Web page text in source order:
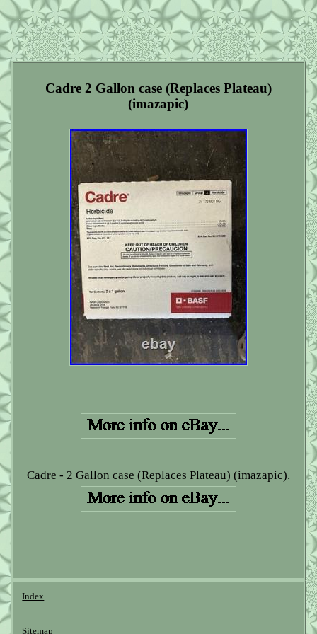
Cadre 2 Gallon case (Replaces Plateau)
(imazapic)
Cadre - 2 Gallon case (Replaces Plateau) (imazapic).
Index
Sitemap